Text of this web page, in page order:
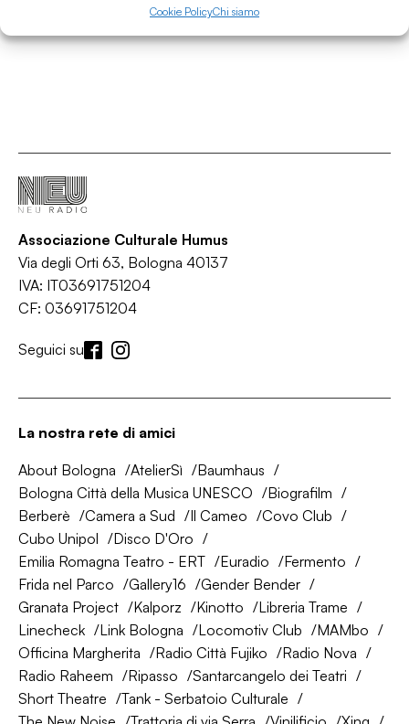
Cookie PolicyChi siamo
Associazione Culturale Humus
Via degli Orti 63, Bologna 40137
IVA: IT03691751204
CF: 03691751204
Seguici su
La nostra rete di amici
About Bologna AtelierSì
Baumhaus
Bologna Città della Musica UNESCO
Biografilm
Berberè
Camera a Sud Il Cameo
Covo Club
Cubo Unipol
Disco D'Oro
Emilia Romagna Teatro - ERT
Euradio
Fermento
Frida nel Parco
Gallery16
Gender Bender
Granata Project
Kalporz Kinotto
Libreria Trame
Linecheck
Link Bologna Locomotiv Club
MAMbo
Officina Margherita
Radio Città Fujiko
Radio Nova
Radio Raheem
Ripasso
Santarcangelo dei Teatri
Short Theatre
Tank - Serbatoio Culturale